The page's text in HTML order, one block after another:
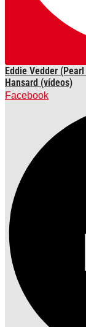
Eddie Vedder
Hansard (vídeos)
Facebook